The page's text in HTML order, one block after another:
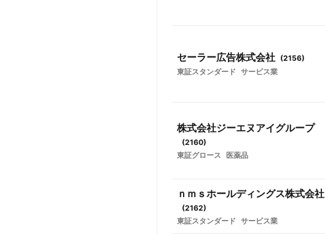
セーラー広告株式会社 (2156)
東証スタンダード サービス業
株式会社ジーエヌアイグループ
(2160)
東証グロース
医薬品
ｎｍｓホールディングス株式会社
(2162)
東証スタンダード サービス業